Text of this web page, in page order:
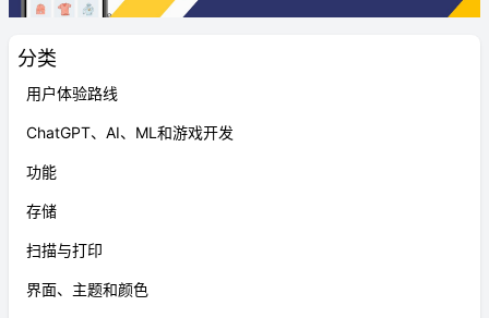
分类
用户体验路线
ChatGPT、AI、ML和游戏开发
功能
存储
扫描与打印
界面、主题和颜色